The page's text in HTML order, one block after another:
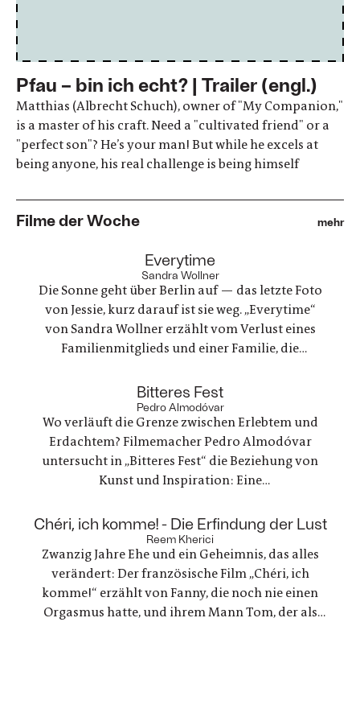
Pfau – bin ich echt? | Trailer (engl.)
Matthias (Albrecht Schuch), owner of "My Companion,"
is a master of his craft. Need a "cultivated friend" or a
"perfect son"? He’s your man! But while he excels at
being anyone, his real challenge is being himself
Filme der Woche mehr
Everytime
Sandra Wollner
Die Sonne geht über Berlin auf — das letzte Foto
von Jessie, kurz darauf ist sie weg. „Everytime“
von Sandra Wollner erzählt vom Verlust eines
Familienmitglieds und einer Familie, die
ungewöhnlicher Familienurlaub wird zu einem
Spannungsfeld zwischen Trauer, Erinnerungen
und einer Welt, die nie innehält.
Bitteres Fest
Pedro Almodóvar
Wo verläuft die Grenze zwischen Erlebtem und
Erdachtem? Filmemacher Pedro Almodóvar
untersucht in „Bitteres Fest“ die Beziehung von
Kunst und Inspiration: Eine
nach Lanzarote reist, um zu trauern und ein
Regisseur, der in einer kreativen Krise steckt - zwei
Geschichten, die zunehmend verschmelzen.
Chéri, ich komme! - Die Erfindung der Lust
Reem Kherici
Zwanzig Jahre Ehe und ein Geheimnis, das alles
verändert: Der französische Film „Chéri, ich
komme!“ erzählt von Fanny, die noch nie einen
Orgasmus hatte, und ihrem Mann Tom, der als